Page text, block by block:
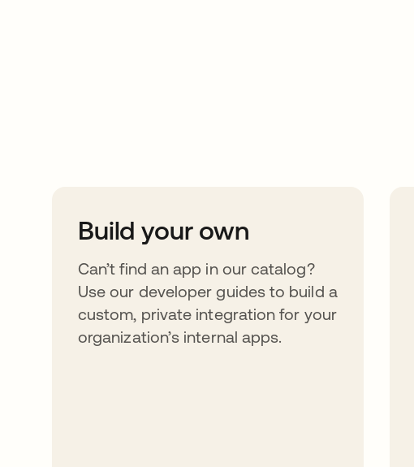
Build your own
Can’t find an app in our catalog?
Use our developer guides to build a
custom, private integration for your
organization’s internal apps.